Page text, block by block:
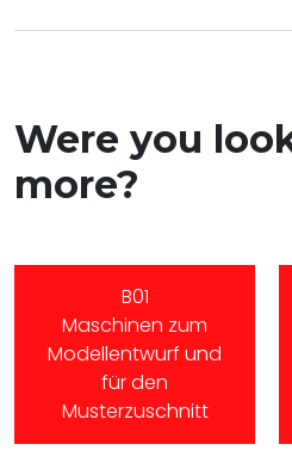
Were you
more?
B01
Maschinen zum
Modellentwurf und
für den
Musterzuschnitt